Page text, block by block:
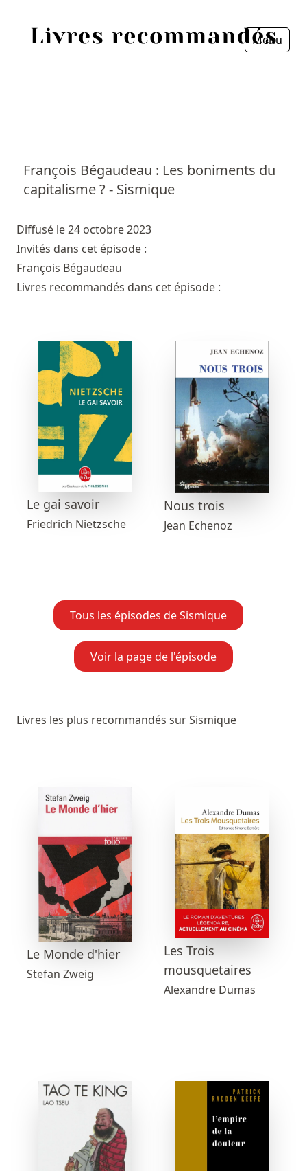
Menu
François Bégaudeau : Les boniments du
capitalisme ? - Sismique
Diffusé le 24 octobre 2023
Invités dans cet épisode :
François Bégaudeau
Livres recommandés dans cet épisode :
Le gai savoir
Friedrich Nietzsche
Nous trois
Jean Echenoz
Tous les épisodes de Sismique
Voir la page de l'épisode
Livres les plus recommandés sur Sismique
Le Monde d'hier
Stefan Zweig
Les Trois
mousquetaires
Alexandre Dumas
Personnes
Livres
Livres les plus recommandés
Fermer